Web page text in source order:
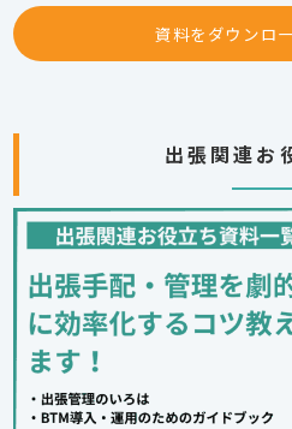
資料をダウンロ
出張関連お